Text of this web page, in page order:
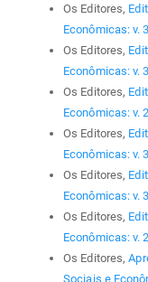
Os Editores,
Econômicas: v.
Os Editores,
Econômicas: v.
Os Editores,
Econômicas: v.
Os Editores,
Econômicas: v.
Os Editores,
Econômicas: v.
Os Editores,
Econômicas: v.
Os Editores,
Sociais e